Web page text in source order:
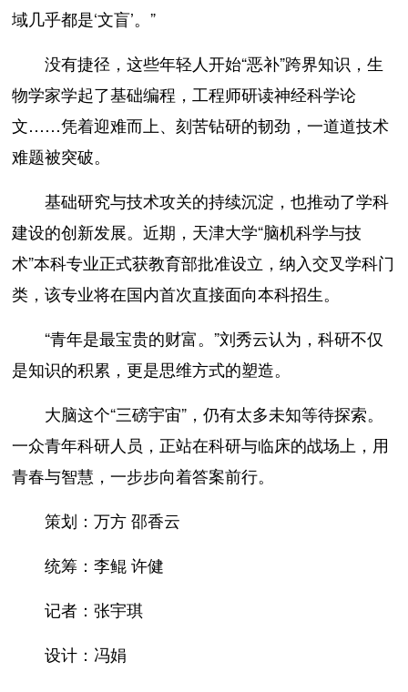
域几乎都是‘文盲’。”
没有捷径，这些年轻人开始“恶补”跨界知识，生
物学家学起了基础编程，工程师研读神经科学论
文……凭着迎难而上、刻苦钻研的韧劲，一道道技术
难题被突破。
基础研究与技术攻关的持续沉淀，也推动了学科
建设的创新发展。近期，天津大学“脑机科学与技
术”本科专业正式获教育部批准设立，纳入交叉学科门
类，该专业将在国内首次直接面向本科招生。
“青年是最宝贵的财富。”刘秀云认为，科研不仅
是知识的积累，更是思维方式的塑造。
大脑这个“三磅宇宙”，仍有太多未知等待探索。
一众青年科研人员，正站在科研与临床的战场上，用
青春与智慧，一步步向着答案前行。
策划：万方 邵香云
统筹：李鲲 许健
记者：张宇琪
设计：冯娟